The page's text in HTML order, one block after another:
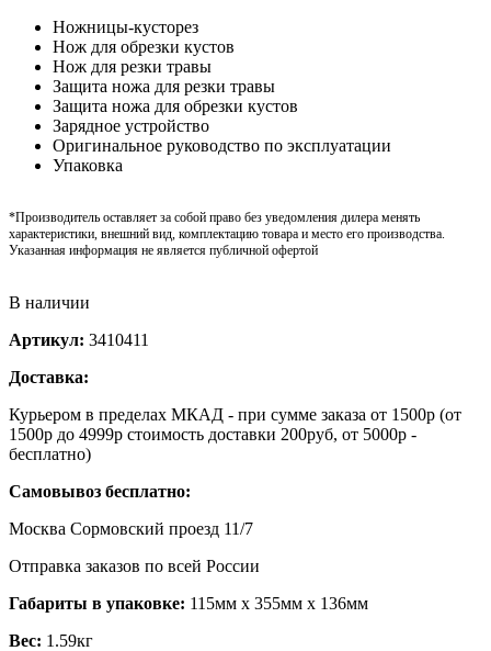
Ножницы-кусторез
Нож для обрезки кустов
Нож для резки травы
Защита ножа для резки травы
Защита ножа для обрезки кустов
Зарядное устройство
Оригинальное руководство по эксплуатации
Упаковка
*Производитель оставляет за собой право без уведомления дилера менять
характеристики, внешний вид, комплектацию товара и место его производства.
Указанная информация не является публичной офертой
В наличии
Артикул: 3410411
Доставка:
Курьером в пределах МКАД - при сумме заказа от 1500р (от
1500р до 4999р стоимость доставки 200руб, от 5000р -
бесплатно)
Самовывоз бесплатно:
Москва Сормовский проезд 11/7
Отправка заказов по всей России
Габариты в упаковке: 115мм x 355мм x 136мм
Вес: 1.59кг